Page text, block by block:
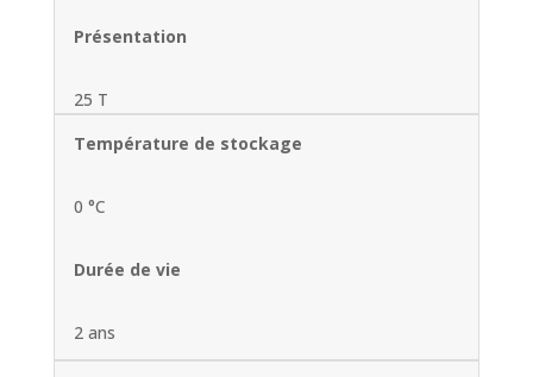
Présentation
25 T
Température de stockage
0 °C
Durée de vie
2 ans